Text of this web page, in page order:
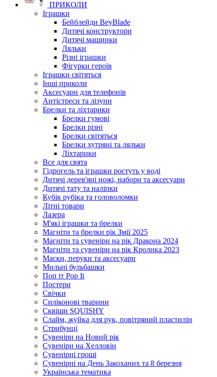
ПРИКОЛИ
Іграшки
Бейблейди BeyBlade
Дитячі конструктори
Дитячі машинки
Ляльки
Різні іграшки
Фігурки героїв
Іграшки світяться
Інші приколи
Аксесуари для телефонів
Антістреси та лізуни
Брелки та ліхтарики
Брелки гумові
Брелки різні
Брелки світяться
Брелки хутряні та ляльки
Ліхтарики
Все для свята
Гідрогель та іграшки ростуть у воді
Дитячі дерев'яні ножі, набори та аксесуари
Дитячі тату та наліпки
Кубік рубіка та головоломки
Літні товари
Лазера
М'які іграшки та брелки
Магніти та брелки рік Змії 2025
Магніти та сувеніри на рік Дракона 2024
Магніти та сувеніри на рік Кролика 2023
Маски, перуки та аксесуари
Мильні бульбашки
Поп іт Pop It
Постери
Свічки
Силіконові тварини
Сквіши SQUISHY
Слайм, жуйка для рук, повітряний пластилін
Стрибунці
Сувеніри на Новий рік
Сувеніри на Хелловін
Сувенірні гроші
Сувенірні на День Закоханих та 8 березня
Українська тематика